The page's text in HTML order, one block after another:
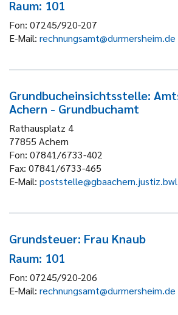
Raum: 101
Fon: 07245/920-207
E-Mail: rechnungsamt@durmersheim.de
Grundbucheinsichtsstelle:
Achern - Grundbuchamt
Rathausplatz 4
77855 Achern
Fon: 07841/6733-402
Fax: 07841/6733-465
E-Mail:
Grundsteuer: Frau Knaub
Raum: 101
Fon: 07245/920-206
E-Mail: rechnungsamt@durmersheim.de